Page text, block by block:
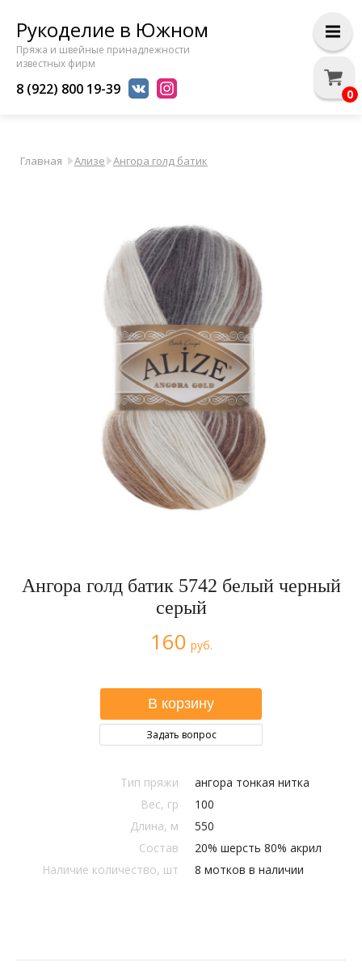
Рукоделие в Южном
Пряжа и швейные принадлежности
известных фирм
8 (922) 800 19-39
Главная Ализе Ангора голд батик
Ангора голд батик 5742 белый черный
серый
160 руб.
Задать вопрос
Тип пряжи
ангора тонкая нитка
Вес, гр
100
Длина, м
550
Состав
20% шерсть 80% акрил
Наличие количество, шт
8 мотков в наличии
0